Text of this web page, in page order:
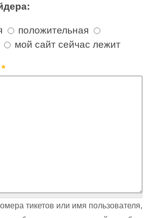
положительная
мой сайт сейчас лежит
*
тикетов или имя пользователя,